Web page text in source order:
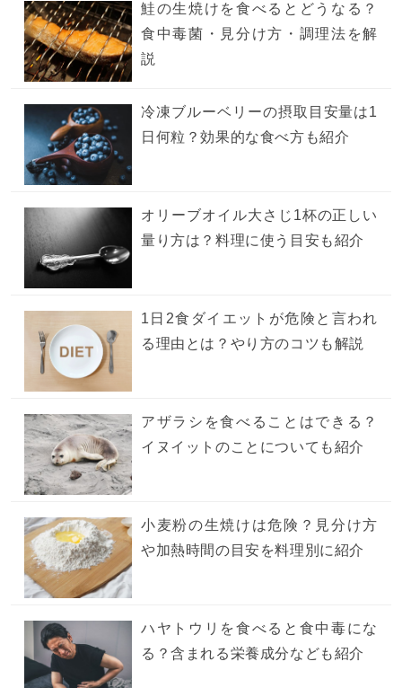
鮭の生焼けを食べるとどうなる？
食中毒菌・見分け方・調理法を解
説
冷凍ブルーベリーの摂取目安量は1
日何粒？効果的な食べ方も紹介
オリーブオイル大さじ1杯の正しい
量り方は？料理に使う目安も紹介
1日2食ダイエットが危険と言われ
る理由とは？やり方のコツも解説
アザラシを食べることはできる？
イヌイットのことについても紹介
小麦粉の生焼けは危険？見分け方
や加熱時間の目安を料理別に紹介
ハヤトウリを食べると食中毒にな
る？含まれる栄養成分なども紹介